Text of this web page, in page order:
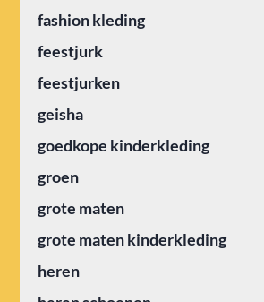
fashion kleding
feestjurk
feestjurken
geisha
goedkope kinderkleding
groen
grote maten
grote maten kinderkleding
heren